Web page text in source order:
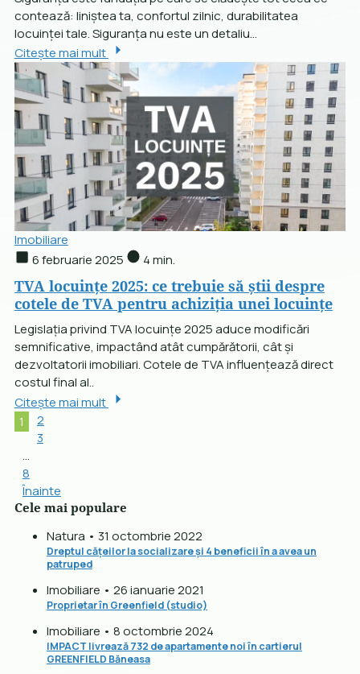
contează: liniștea ta, confortul zilnic, durabilitatea
locuinței tale. Siguranța nu este un detaliu...
Citește mai mult
Imobiliare
6 februarie 2025
4 min.
TVA locuințe 2025: ce trebuie să știi despre
cotele de TVA pentru achiziția unei locuințe
Legislația privind TVA locuințe 2025 aduce modificări
semnificative, impactând atât cumpărătorii, cât și
dezvoltatorii imobiliari. Cotele de TVA influențează direct
costul final al..
Citește mai mult
1
2
3
…
8
Înainte
Cele mai populare
Natura • 31 octombrie 2022
Dreptul cățeilor la socializare și 4 beneficii în a avea un
patruped
Imobiliare • 26 ianuarie 2021
Proprietar în Greenfield (studio)
Imobiliare • 8 octombrie 2024
IMPACT livrează 732 de apartamente noi în cartierul
GREENFIELD Băneasa